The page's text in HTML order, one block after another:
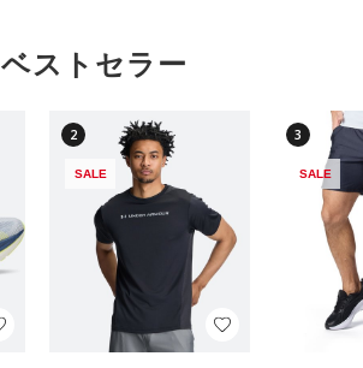
ベストセラー
2
SALE
3
SALE